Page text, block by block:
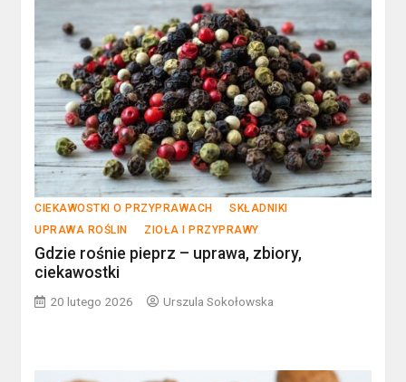
CIEKAWOSTKI O PRZYPRAWACH
SKŁADNIKI
UPRAWA ROŚLIN
ZIOŁA I PRZYPRAWY
Gdzie rośnie pieprz – uprawa, zbiory,
ciekawostki
20 lutego 2026 Urszula Sokołowska